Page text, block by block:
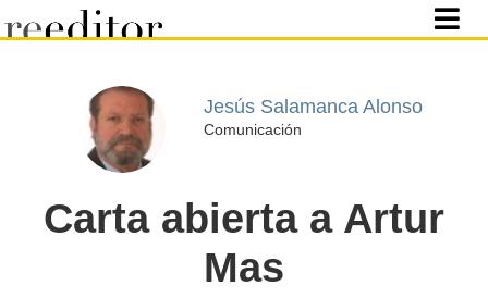
Jesús Salamanca Alonso
Comunicación
Carta abierta a Artur
Mas